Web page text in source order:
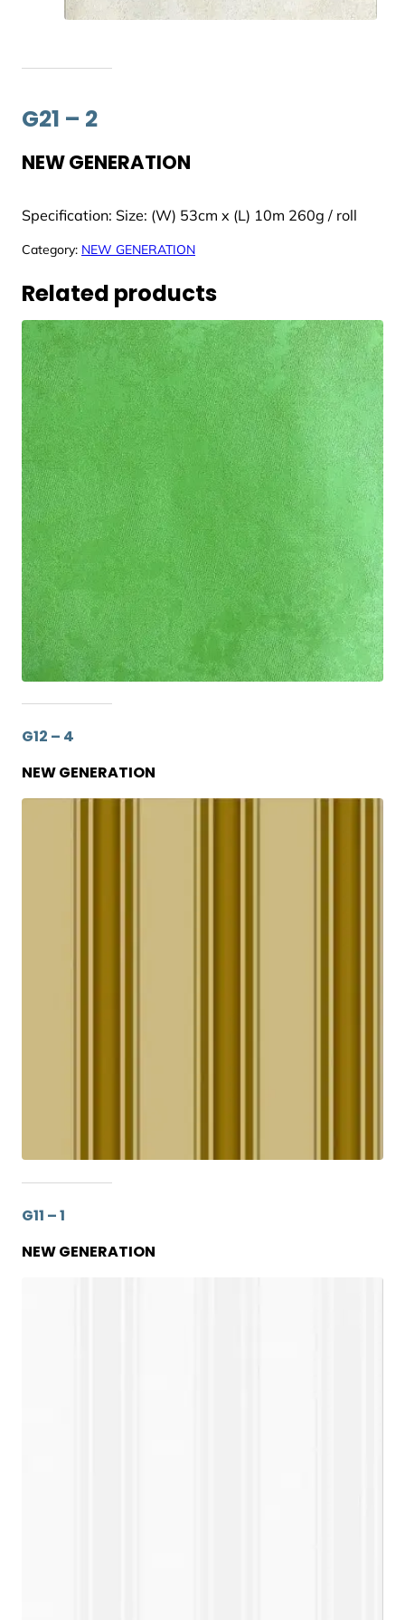
G21 – 2
NEW GENERATION
Specification: Size: (W) 53cm x (L) 10m 260g / roll
Category: NEW GENERATION
Related products
G12 – 4
NEW GENERATION
G11 – 1
NEW GENERATION